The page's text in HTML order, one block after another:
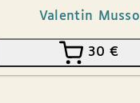
Valentin Musso
30€